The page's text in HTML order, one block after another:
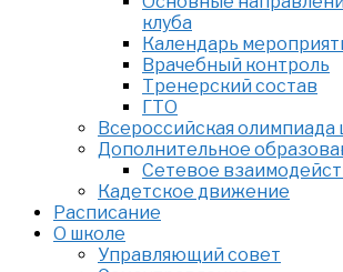
клуба
Календарь
Врачебный контроль
Тренерский состав
ГТО
Всероссийская олимпиада
Дополнительное
Сетевое
Кадетское движение
Расписание
О школе
Управляющий совет